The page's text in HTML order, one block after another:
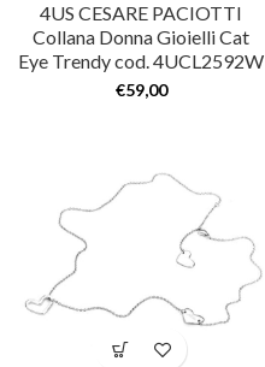
4US CESARE PACIOTTI
Collana Donna Gioielli Cat
Eye Trendy cod. 4UCL2592W
€59,00